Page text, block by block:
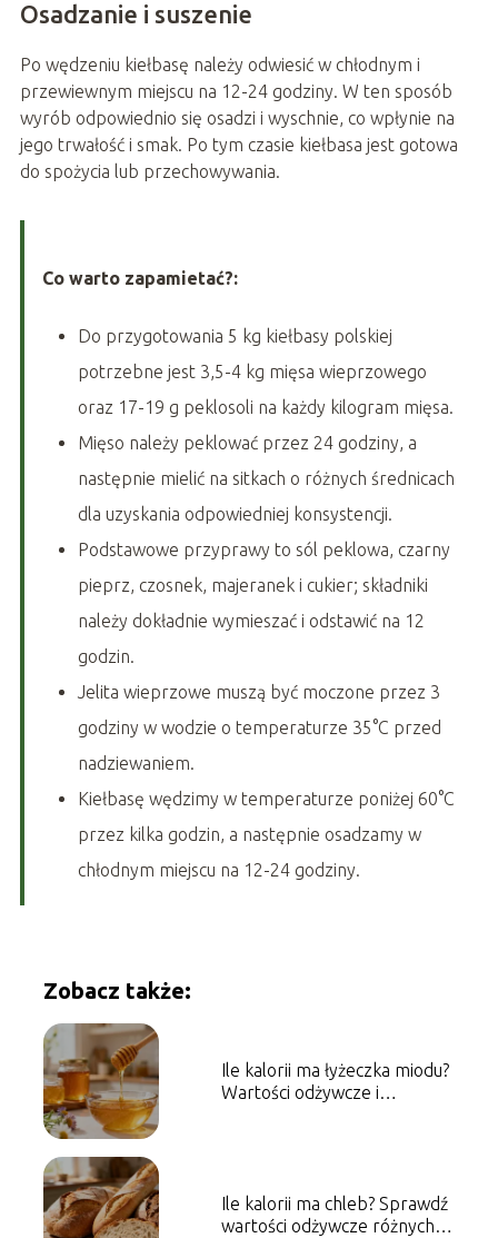
Osadzanie i suszenie
Po wędzeniu kiełbasę należy odwiesić w chłodnym i
przewiewnym miejscu na 12-24 godziny. W ten sposób
wyrób odpowiednio się osadzi i wyschnie, co wpłynie na
jego trwałość i smak. Po tym czasie kiełbasa jest gotowa
do spożycia lub przechowywania.
Co warto zapamietać?:
Do przygotowania 5 kg kiełbasy polskiej
potrzebne jest 3,5-4 kg mięsa wieprzowego
oraz 17-19 g peklosoli na każdy kilogram mięsa.
Mięso należy peklować przez 24 godziny, a
następnie mielić na sitkach o różnych średnicach
dla uzyskania odpowiedniej konsystencji.
Podstawowe przyprawy to sól peklowa, czarny
pieprz, czosnek, majeranek i cukier; składniki
należy dokładnie wymieszać i odstawić na 12
godzin.
Jelita wieprzowe muszą być moczone przez 3
godziny w wodzie o temperaturze 35°C przed
nadziewaniem.
Kiełbasę wędzimy w temperaturze poniżej 60°C
przez kilka godzin, a następnie osadzamy w
chłodnym miejscu na 12-24 godziny.
Zobacz także:
Ile kalorii ma łyżeczka miodu?
Wartości odżywcze i
Ile kalorii ma chleb? Sprawdź
wartości odżywcze różnych